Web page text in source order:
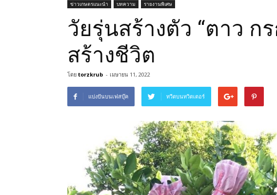
ข่าวเกษตรแนะนำ บทความ รายงานพิเศษ
วัยรุ่นสร้างตัว “ตาว
สร้างชีวิต
โดย torzkrub - เมษายน 11, 2022
แบ่งปันบนเฟสบุ๊ค ทวีตบนทวิตเตอร์